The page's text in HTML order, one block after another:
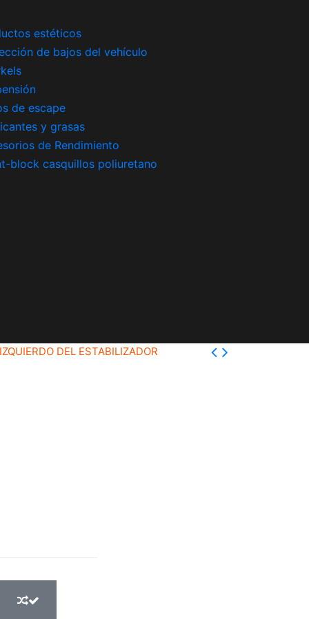
estéticos
de bajos del vehículo
de escape
y grasas
de Rendimiento
block casquillos poliuretano
DEL ESTABILIZADOR